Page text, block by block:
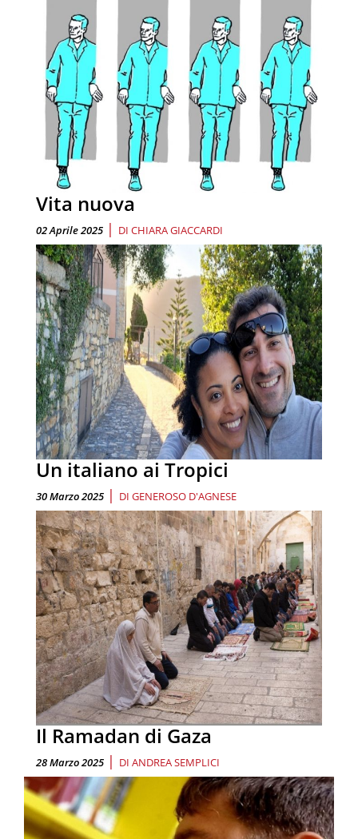
Vita nuova
02 Aprile 2025 | DI CHIARA GIACCARDI
Un italiano ai Tropici
30 Marzo 2025 | DI GENEROSO D'AGNESE
Il Ramadan di Gaza
28 Marzo 2025 | DI ANDREA SEMPLICI